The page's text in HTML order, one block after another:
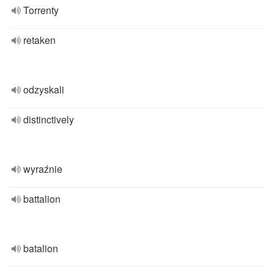
Torrenty
retaken
odzyskali
distinctively
wyraźnie
battalion
batalion